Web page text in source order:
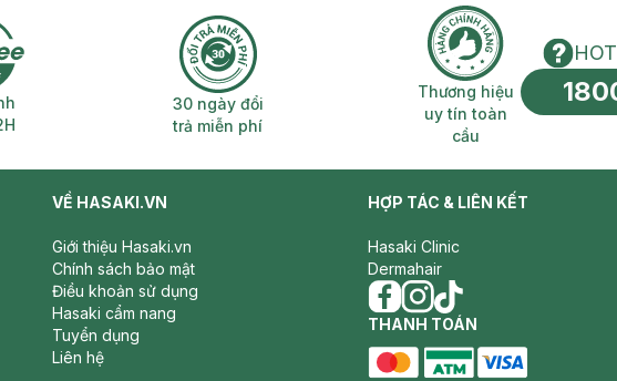
nhanh miễn phí 2H 30 ngày đổi trả miễn phí
30 ngày đổi
trả miễn phí
Thương hiệu uy
Thương hiệu
uy tín toàn
cầu
VỀ HASAKI.VN
Giới thiệu Hasaki.vn
Chính sách bảo mật
Điều khoản sử dụng
Hasaki cẩm nang
Tuyển dụng
Liên hệ
HỢP TÁC & LIÊN KẾT
Hasaki Clinic
Dermahair
facebook
instagram
tiktok
THANH TOÁN